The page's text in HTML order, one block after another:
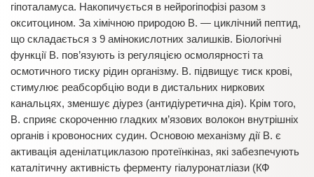
гіпоталамуса. Накопичується в нейрогіпофізі разом з
окситоцином. За хімічною природою В. — циклічний пептид,
що складається з 9 амінокислотних залишків. Біологічні
функції В. пов’язують із регуляцією осмолярності та
осмотичного тиску рідин організму. В. підвищує тиск крові,
стимулює реабсорбцію води в дистальних ниркових
канальцях, зменшує діурез (антидіуретична дія). Крім того,
В. сприяє скороченню гладких м’язових волокон внутрішніх
органів і кровоносних судин. Основою механізму дії В. є
активація аденілатциклазою протеїнкіназ, які забезпечують
каталітичну активність ферменту гіалуронатліази (КФ